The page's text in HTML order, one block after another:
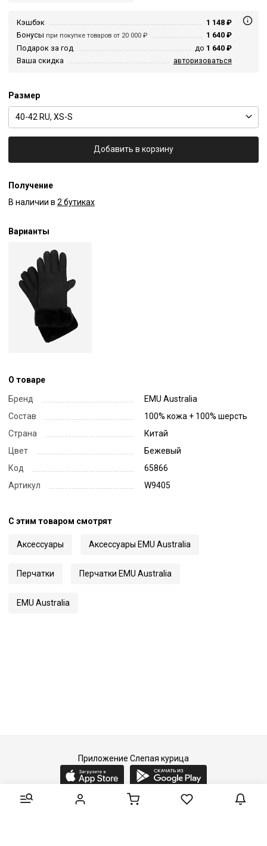
Кэшбэк
1 148 ₽
Бонусы при покупке товаров от 20 000 ₽
1 640 ₽
Подарок за год
до 1 640 ₽
Ваша скидка
авторизоваться
Размер
40-42 RU, XS-S
Добавить в корзину
Получение
В наличии в 2 бутиках
Варианты
О товаре
Бренд
EMU Australia
Состав
100% кожа + 100% шерсть
Страна
Китай
Цвет
Бежевый
Код
65866
Артикул
W9405
С этим товаром смотрят
Аксессуары Аксессуары EMU Australia
Перчатки Перчатки EMU Australia
EMU Australia
Приложение Слепая курица
2015-2026 © Слепая курица - fashion concept store.